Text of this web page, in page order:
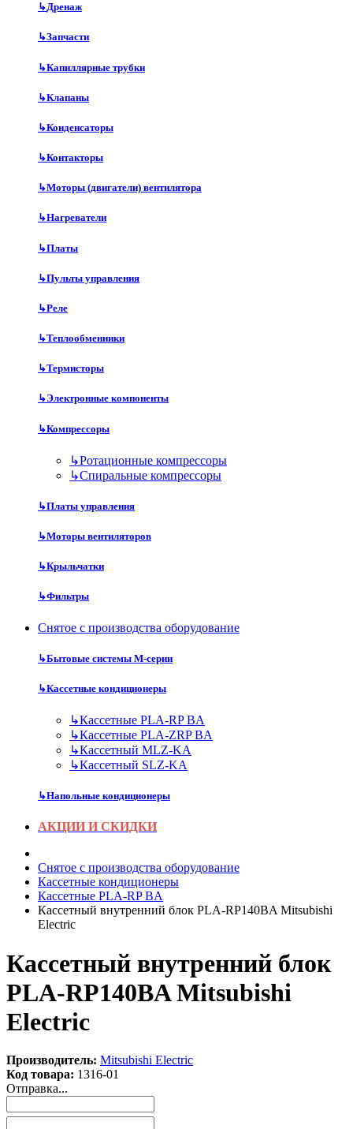
↳Дренаж
↳Запчасти
↳Капиллярные трубки
↳Клапаны
↳Конденсаторы
↳Контакторы
↳Моторы (двигатели) вентилятора
↳Нагреватели
↳Платы
↳Пульты управления
↳Реле
↳Теплообменники
↳Термисторы
↳Электронные компоненты
↳Компрессоры
↳Ротационные компрессоры
↳Спиральные компрессоры
↳Платы управления
↳Моторы вентиляторов
↳Крыльчатки
↳Фильтры
Снятое с производства оборудование
↳Бытовые системы M-серии
↳Кассетные кондиционеры
↳Кассетные PLA-RP BA
↳Кассетные PLA-ZRP BA
↳Кассетный MLZ-KA
↳Кассетный SLZ-KA
↳Напольные кондиционеры
АКЦИИ И СКИДКИ
Снятое с производства оборудование
Кассетные кондиционеры
Кассетные PLA-RP BA
Кассетный внутренний блок PLA-RP140BA Mitsubishi
Electric
Кассетный внутренний блок
PLA-RP140BA Mitsubishi
Electric
Производитель: Mitsubishi Electric
Код товара: 1316-01
Отправка...